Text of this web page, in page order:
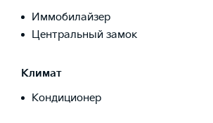
Иммобилайзер
Центральный замок
Климат
Кондиционер